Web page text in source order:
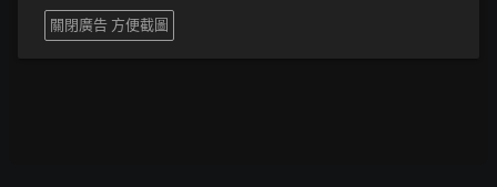
關閉廣告 方便截圖